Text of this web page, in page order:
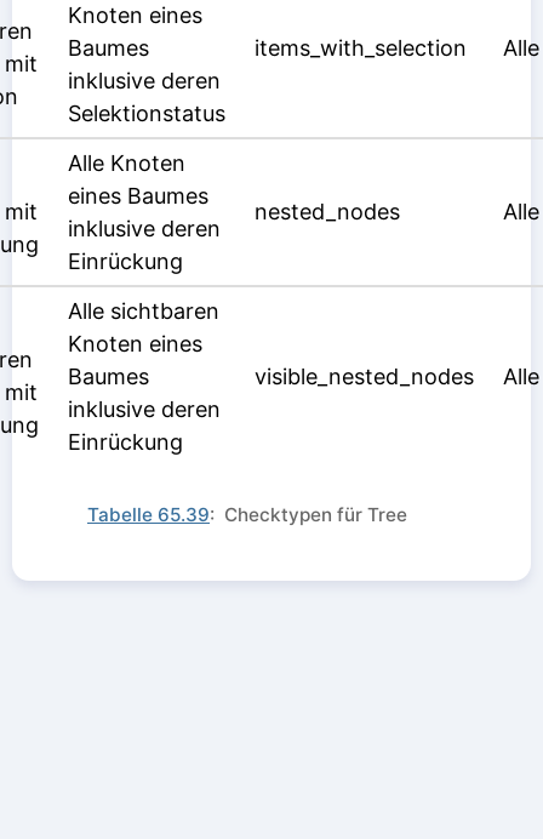
mit
Knoten eines
Baumes
inklusive deren
Selektionstatus
items_with_selection Alle
mit
Alle Knoten
eines Baumes
inklusive deren
Einrückung
nested_nodes Alle
mit
Alle sichtbaren
Knoten eines
Baumes
inklusive deren
Einrückung
visible_nested_nodes Alle
Tabelle 65.39: Checktypen für Tree